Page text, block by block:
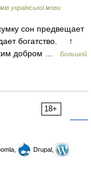
української мови
сон предвещает
богатство. ↑
добром …
Большой
18+
Drupal,